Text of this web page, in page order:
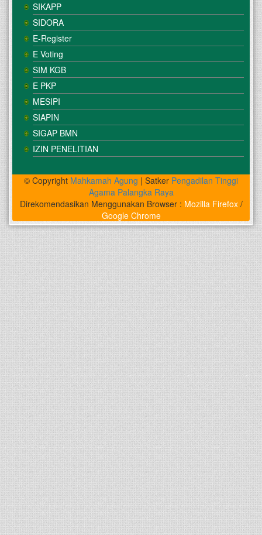
SIKAPP
SIDORA
E-Register
E Voting
SIM KGB
E PKP
MESIPI
SIAPIN
SIGAP BMN
IZIN PENELITIAN
© Copyright Mahkamah Agung | Satker Pengadilan Tinggi
Agama Palangka Raya
Direkomendasikan Menggunakan Browser : Mozilla Firefox/
Google Chrome